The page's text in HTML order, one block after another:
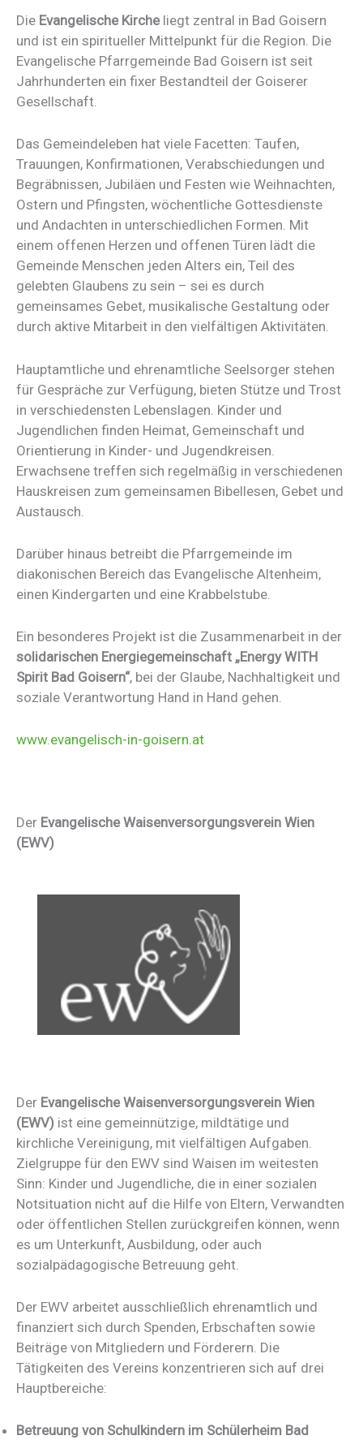
Die Evangelische Kircheliegt zentral in Bad Goisern
und ist ein spiritueller Mittelpunkt für die Region. Die
Evangelische Pfarrgemeinde Bad Goisern ist seit
Jahrhunderten ein fixer Bestandteil der Goiserer
Gesellschaft.
Das Gemeindeleben hat viele Facetten: Taufen,
Trauungen, Konfirmationen, Verabschiedungen und
Begräbnissen, Jubiläen und Festen wie Weihnachten,
Ostern und Pfingsten, wöchentliche Gottesdienste
und Andachten in unterschiedlichen Formen. Mit
einem offenen Herzen und offenen Türen lädt die
Gemeinde Menschen jeden Alters ein, Teil des
gelebten Glaubens zu sein – sei es durch
gemeinsames Gebet, musikalische Gestaltung oder
durch aktive Mitarbeit in den vielfältigen Aktivitäten.
Hauptamtliche und ehrenamtliche Seelsorger stehen
für Gespräche zur Verfügung, bieten Stütze und Trost
in verschiedensten Lebenslagen. Kinder und
Jugendlichen finden Heimat, Gemeinschaft und
Orientierung in Kinder- und Jugendkreisen.
Erwachsene treffen sich regelmäßig in verschiedenen
Hauskreisen zum gemeinsamen Bibellesen, Gebet und
Austausch.
Darüber hinaus betreibt die Pfarrgemeinde im
diakonischen Bereich das Evangelische Altenheim,
einen Kindergarten und eine Krabbelstube.
Ein besonderes Projekt ist die Zusammenarbeit in der
solidarischen Energiegemeinschaft „Energy WITH
Spirit Bad Goisern“, bei der Glaube, Nachhaltigkeit und
soziale Verantwortung Hand in Hand gehen.
www.evangelisch-in-goisern.at
Der Evangelische Waisenversorgungsverein Wien
(EWV)
Der Evangelische Waisenversorgungsverein Wien
(EWV) ist eine gemeinnützige, mildtätige und
kirchliche Vereinigung, mit vielfältigen Aufgaben.
Zielgruppe für den EWV sind Waisen im weitesten
Sinn: Kinder und Jugendliche, die in einer sozialen
Notsituation nicht auf die Hilfe von Eltern, Verwandten
oder öffentlichen Stellen zurückgreifen können, wenn
es um Unterkunft, Ausbildung, oder auch
sozialpädagogische Betreuung geht.
Der EWV arbeitet ausschließlich ehrenamtlich und
finanziert sich durch Spenden, Erbschaften sowie
Beiträge von Mitgliedern und Förderern. Die
Tätigkeiten des Vereins konzentrieren sich auf drei
Hauptbereiche:
Betreuung von Schulkindern im Schülerheim Bad